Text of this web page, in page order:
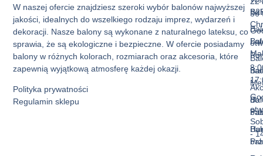
W naszej ofercie znajdziesz szeroki wybór balonów najwyższej
jakości, idealnych do wszelkiego rodzaju imprez, wydarzeń i
dekoracji. Nasze balony są wykonane z naturalnego lateksu, co
sprawia, że są ekologiczne i bezpieczne. W ofercie posiadamy
balony w różnych kolorach, rozmiarach oraz akcesoria, które
zapewnią wyjątkową atmosferę każdej okazji.
Polityka prywatności
Regulamin sklepu
do
36
-